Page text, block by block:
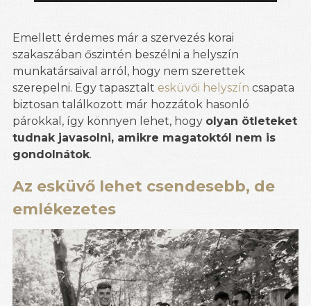
Emellett érdemes már a szervezés korai
szakaszában őszintén beszélni a helyszín
munkatársaival arról, hogy nem szerettek
szerepelni. Egy tapasztalt esküvői helyszín csapata
biztosan találkozott már hozzátok hasonló
párokkal, így könnyen lehet, hogy olyan ötleteket
tudnak javasolni, amikre magatoktól nem is
gondolnátok.
Az esküvő lehet csendesebb, de
emlékezetes